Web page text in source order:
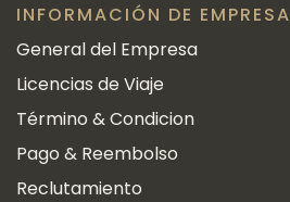
INFORMACIÓN DE EMPRESA
General del Empresa
Licencias de Viaje
Término & Condicion
Pago & Reembolso
Reclutamiento